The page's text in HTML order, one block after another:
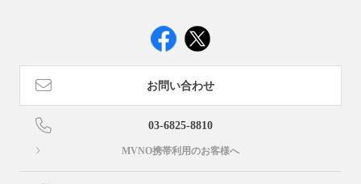
お問い合わせ
03-6825-8810
MVNO携帯利用のお客様へ